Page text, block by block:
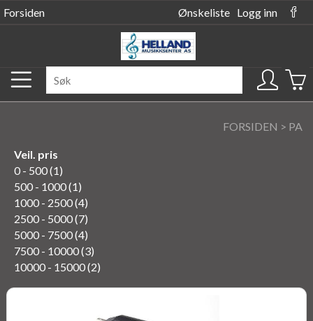
Forsiden Ønskeliste Logg inn
FORSIDEN > PA
Veil. pris
0 - 500 (1)
500 - 1000 (1)
1000 - 2500 (4)
2500 - 5000 (7)
5000 - 7500 (4)
7500 - 10000 (3)
10000 - 15000 (2)